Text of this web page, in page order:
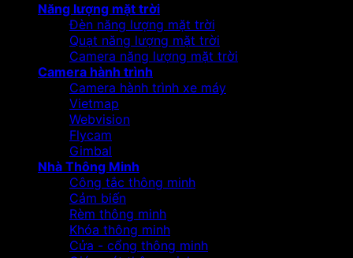
Năng lượng mặt trời
Đèn năng lượng mặt trời
Quạt năng lượng mặt trời
Camera năng lượng mặt trời
Camera hành trình
Camera hành trình xe máy
Vietmap
Webvision
Flycam
Gimbal
Nhà Thông Minh
Công tắc thông minh
Cảm biến
Rèm thông minh
Khóa thông minh
Cửa - cổng thông minh